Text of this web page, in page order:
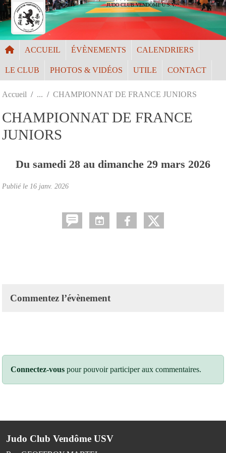
JUDO CLUB VENDÔME U.S.V.
ACCUEIL ÉVÈNEMENTS CALENDRIERS
LE CLUB PHOTOS & VIDÉOS UTILE CONTACT
Accueil CHAMPIONNAT DE FRANCE JUNIORS
CHAMPIONNAT DE FRANCE
JUNIORS
Du samedi 28 au dimanche 29 mars 2026
Publié le 16 janv. 2026
Commentez l’évènement
Connectez-vous pour pouvoir participer aux commentaires.
Judo Club Vendôme USV
Panneau de gestion des cookies